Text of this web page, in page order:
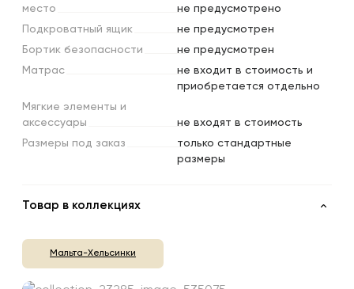
место
не предусмотрено
Подкроватный ящик
не предусмотрен
Бортик безопасности
не предусмотрен
Матрас
не входит в стоимость и
приобретается отдельно
Мягкие элементы и
аксессуары
не входят в стоимость
Размеры под заказ
только стандартные
размеры
Товар в коллекциях
Мальта-Хельсинки